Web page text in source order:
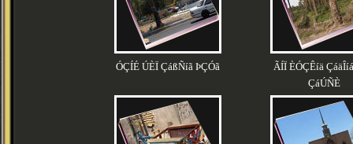
ÃÍÏ ÈÓÇÊíä
ÇáÚÑÈ
ÓÇÍÉ ÚÈÏ ÇáßÑíã ÞÇÓã